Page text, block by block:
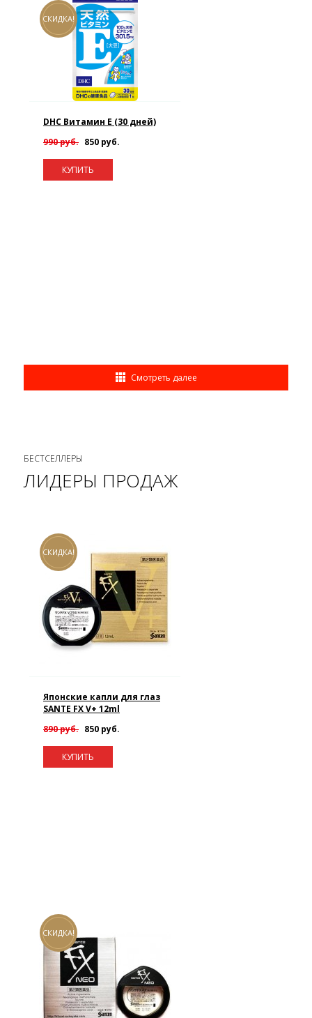
СКИДКА!
DHC Витамин E (30 дней)
990 руб. 850 руб.
КУПИТЬ
Смотреть далее
БЕСТСЕЛЛЕРЫ
ЛИДЕРЫ ПРОДАЖ
СКИДКА!
Японские капли для глаз
SANTE FX V+ 12ml
890 руб. 850 руб.
КУПИТЬ
СКИДКА!